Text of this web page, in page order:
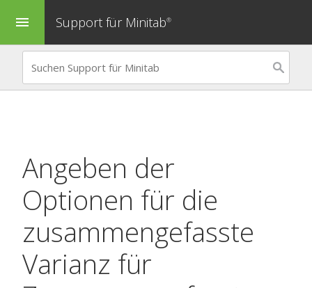
menu Support für Minitab®
Angeben der
Optionen für die
zusammengefasste
Varianz für